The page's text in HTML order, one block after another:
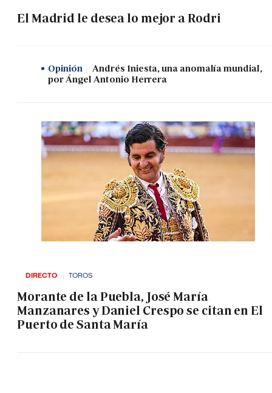
El Madrid le desea lo mejor a Rodri
Opinión
Andrés Iniesta, una anomalía mundial,
por Ángel Antonio Herrera
DIRECTO TOROS
Morante de la Puebla, José María
Manzanares y Daniel Crespo se citan en El
Puerto de Santa María